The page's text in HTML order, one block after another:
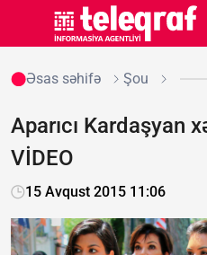
Əsas səhifə Şou
Aparıcı Kardaşyan
VİDEO
15 Avqust 2015 11:06